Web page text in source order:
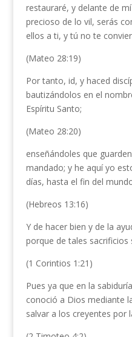
restauraré, y delante de
precioso de lo vil, serás
ellos a ti, y tú no te
(Mateo 28:19)
Por tanto, id, y haced
bautizándolos en el
Espíritu Santo;
(Mateo 28:20)
enseñándoles que
mandado; y he aquí yo
días, hasta el fin del
(Hebreos 13:16)
Y de hacer bien y de la
porque de tales sacrificios
(1 Corintios 1:21)
Pues ya que en la
conoció a Dios mediante
salvar a los creyentes por